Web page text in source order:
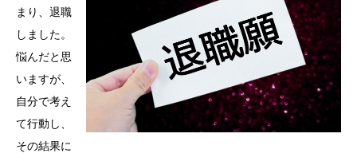
まり、退職
しました。
悩んだと思
いますが、
自分で考え
て行動し、
その結果に